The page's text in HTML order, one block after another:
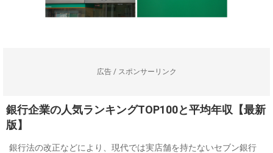
広告 / スポンサーリンク
銀行企業の人気ランキングTOP100と平均年収【最新
版】
銀行法の改正などにより、現代では実店舗を持たないセブン銀行